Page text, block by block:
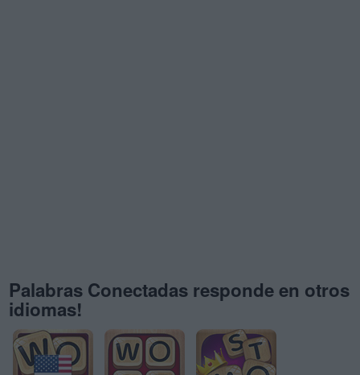
Palabras Conectadas responde en otros
idiomas!